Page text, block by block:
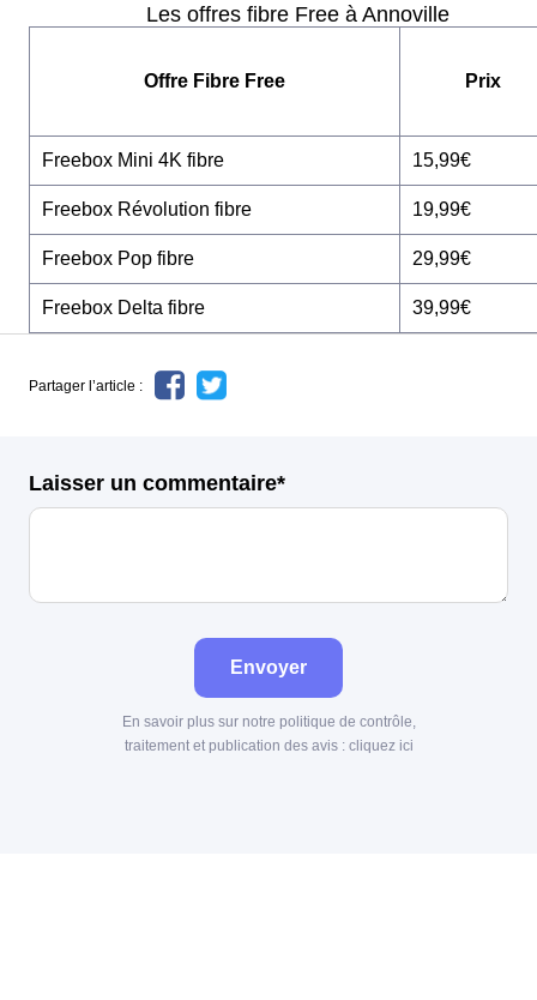
Les offres fibre Free à Annoville
Offre Fibre Free Prix
Freebox Mini 4K fibre 15,99€
Freebox Révolution fibre 19,99€
Freebox Pop fibre 29,99€
Freebox Delta fibre 39,99€
Partager l’article :
Laisser un commentaire*
Envoyer
En savoir plus sur notre politique de contrôle,
traitement et publication des avis : cliquez ici